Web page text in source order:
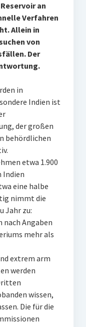
an
Verfahren
Allein in
von
Der
in
Indien ist
der großen
behördlichen
etwa 1.900
Indien
eine halbe
nimmt die
Jahr zu:
nach Angaben
mehr als
extrem arm
werden
wissen,
Die für die